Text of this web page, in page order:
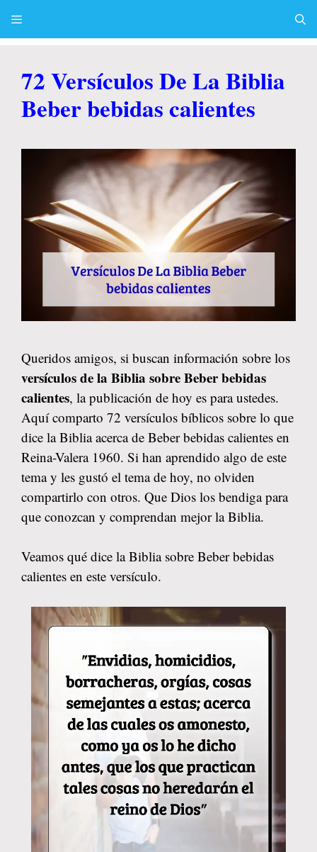
72 Versículos De La Biblia
Beber bebidas calientes
Queridos amigos, si buscan información sobre los
versículos de la Biblia sobre Beber bebidas
calientes, la publicación de hoy es para ustedes.
Aquí comparto 72 versículos bíblicos sobre lo que
dice la Biblia acerca de Beber bebidas calientes en
Reina-Valera 1960. Si han aprendido algo de este
tema y les gustó el tema de hoy, no olviden
compartirlo con otros. Que Dios los bendiga para
que conozcan y comprendan mejor la Biblia.
Veamos qué dice la Biblia sobre Beber bebidas
calientes en este versículo.